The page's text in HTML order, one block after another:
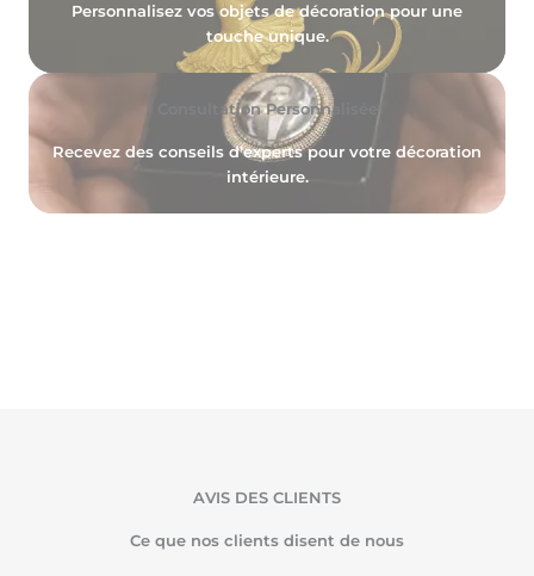
Personnalisez vos objets de décoration pour une
touche unique.
Consultation Personnalisée
Recevez des conseils d’experts pour votre décoration
intérieure.
AVIS DES CLIENTS
Ce que nos clients disent de nous